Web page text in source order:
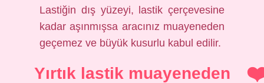
Lastiğin dış yüzeyi, lastik çerçevesine
kadar aşınmışsa aracınız muayeneden
geçemez ve büyük kusurlu kabul edilir.
Yırtık lastik muayeneden